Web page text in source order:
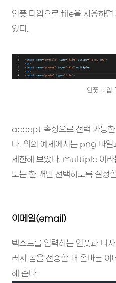
인풋 타입으로 file을 사용하
있다.
인풋 타입
accept 속성으로 선택 가능한
다. 위의 예제에서는 png 파
제한해 보았다. multiple 이라
또는 한 개만 선택하도록 설정
이메일(email)
텍스트를 입력하는 인풋과 디
러서 폼을 전송할 때 올바른
해 준다.